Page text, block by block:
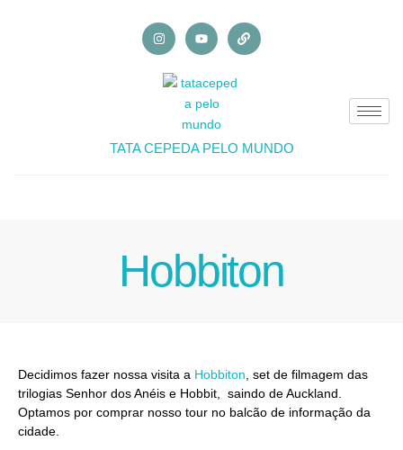
TATA CEPEDA PELO MUNDO
Hobbiton
Decidimos fazer nossa visita a Hobbiton, set de filmagem das
trilogias Senhor dos Anéis e Hobbit, saindo de Auckland.
Optamos por comprar nosso tour no balcão de informação da
cidade.